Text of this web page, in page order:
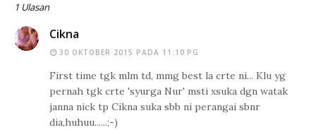
1 Ulasan
Cikna
30 OKTOBER 2015 PADA 11:10 PG
First time tgk mlm td, mmg best la crte ni... Klu yg
pernah tgk crte 'syurga Nur' msti xsuka dgn watak
janna nick tp Cikna suka sbb ni perangai sbnr
dia,huhuu......;-)